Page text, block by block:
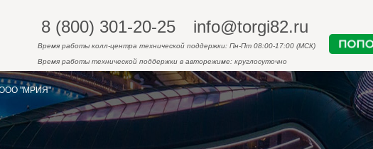
8 (800) 301-20-25 info@torgi82.ru
Время работы колл-центра технической поддержки: Пн-Пт 08:00-17:00 (МСК)
Время работы технической поддержки в авторежиме: круглосуточно
"МРИЯ"